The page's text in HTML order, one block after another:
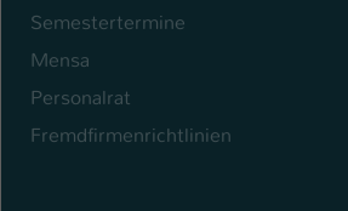
Semestertermine
Mensa
Personalrat
Fremdfirmenrichtlinien